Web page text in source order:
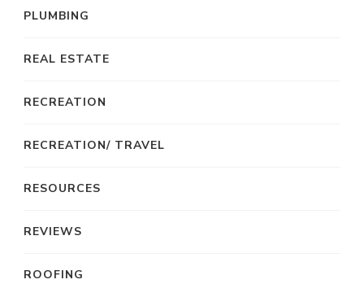
PLUMBING
REAL ESTATE
RECREATION
RECREATION/ TRAVEL
RESOURCES
REVIEWS
ROOFING